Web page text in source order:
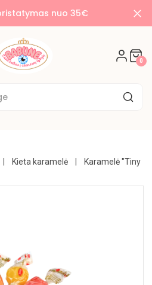
nuo 35€
0
Kieta karamelė
Karamelė "Tiny